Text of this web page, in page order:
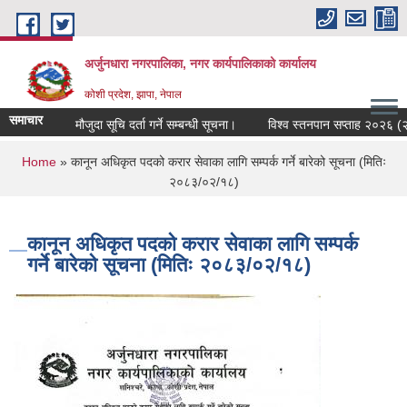
Skip to main content
अर्जुनधारा नगरपालिका, नगर कार्यपालिकाको कार्यालय
कोशी प्रदेश, झापा, नेपाल
समाचार मौजुदा सूचि दर्ता गर्ने सम्बन्धी सूचना। विश्व स्तनपान सप्ताह २०२६
You are here
Home» कानून अधिकृत पदको करार सेवाका लागि सम्पर्क गर्ने बारेको सूचना (मितिः
२०८३/०२/१८)
कानून अधिकृत पदको करार सेवाका लागि सम्पर्क
गर्ने बारेको सूचना (मितिः २०८३/०२/१८)